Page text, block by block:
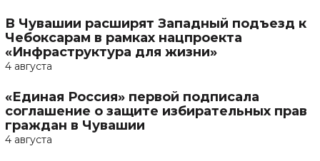
В Чувашии расширят Западный подъезд к
Чебоксарам в рамках нацпроекта
«Инфраструктура для жизни»
4 августа
«Единая Россия» первой подписала
соглашение о защите избирательных прав
граждан в Чувашии
4 августа